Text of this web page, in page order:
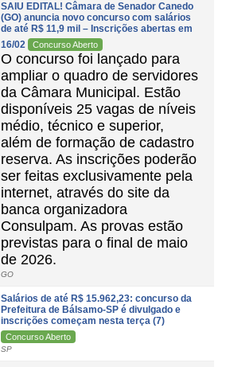
SAIU EDITAL! Câmara de Senador Canedo
(GO) anuncia novo concurso com salários
de até R$ 11,9 mil – Inscrições abertas em
16/02
Concurso Aberto
O concurso foi lançado para
ampliar o quadro de servidores
da Câmara Municipal. Estão
disponíveis 25 vagas de níveis
médio, técnico e superior,
além de formação de cadastro
reserva. As inscrições poderão
ser feitas exclusivamente pela
internet, através do site da
banca organizadora
Consulpam. As provas estão
previstas para o final de maio
de 2026.
GO
Salários de até R$ 15.962,23: concurso da
Prefeitura de Bálsamo-SP é divulgado e
inscrições começam nesta terça (7)
Concurso Aberto
SP